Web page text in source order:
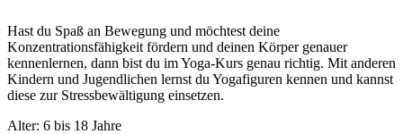
Hast du Spaß an Bewegung und möchtest deine
Konzentrationsfähigkeit fördern und deinen Körper genauer
kennenlernen, dann bist du im Yoga-Kurs genau richtig. Mit anderen
Kindern und Jugendlichen lernst du Yogafiguren kennen und kannst
diese zur Stressbewältigung einsetzen.
Alter: 6 bis 18 Jahre